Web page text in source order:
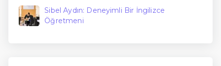
Sibel Aydın: Deneyimli Bir İngilizce
Öğretmeni